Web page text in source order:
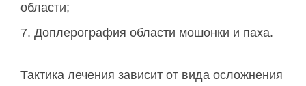
области;
Доплерография области мошонки и паха.
Тактика лечения зависит от вида осложнения